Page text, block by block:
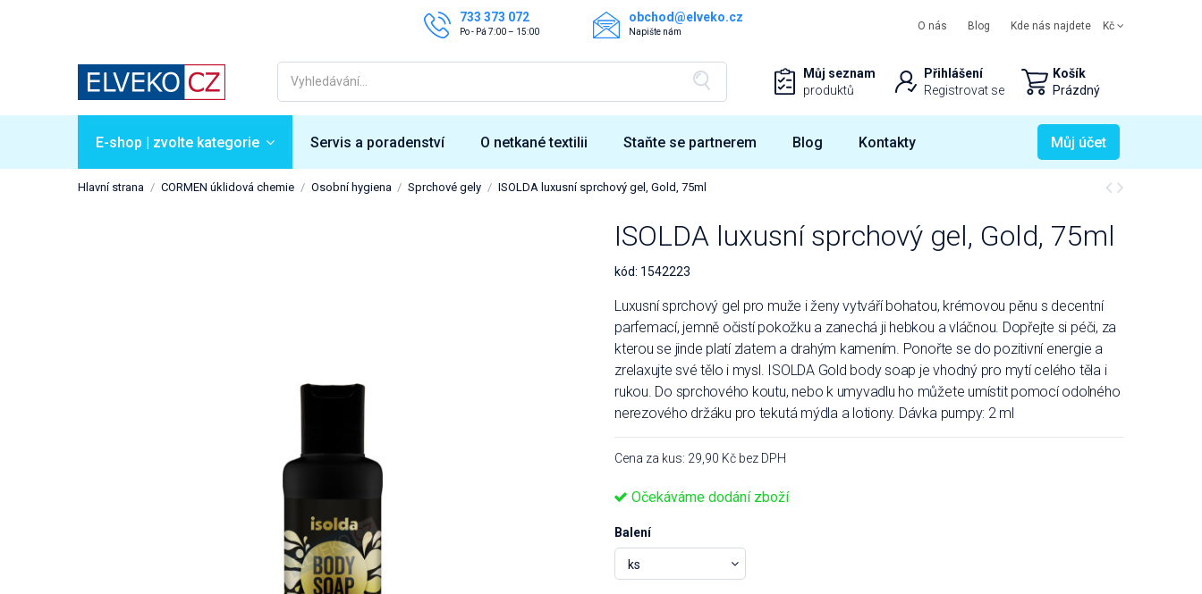
733 373 072
Po - Pá 7:00 – 15:00
obchod@elveko.cz
Napište nám O nás Blog Kde nás najdete Kč
Můj seznam
produktů
Přihlášení
Registrovat se
Košík
Prázdný
E-shop | zvolte kategorie Servis a poradenství O netkané textilii Staňte se partnerem Blog Kontakty Můj účet
Hlavní strana CORMEN úklidová chemie Osobní hygiena Sprchové gely ISOLDA luxusní sprchový gel, Gold, 75ml
ISOLDA luxusní sprchový gel, Gold, 75ml
kód: 1542223
Luxusní sprchový gel pro muže i ženy vytváří bohatou, krémovou pěnu s decentní
parfemací, jemně očistí pokožku a zanechá ji hebkou a vláčnou. Dopřejte si péči, za
kterou se jinde platí zlatem a drahým kamením. Ponořte se do pozitivní energie a
zrelaxujte své tělo i mysl. ISOLDA Gold body soap je vhodný pro mytí celého těla i
rukou. Do sprchového koutu, nebo k umyvadlu ho můžete umístit pomocí odolného
nerezového držáku pro tekutá mýdla a lotiony. Dávka pumpy: 2 ml
Cena za kus: 29,90 Kč bez DPH
Očekáváme dodání zboží
Balení